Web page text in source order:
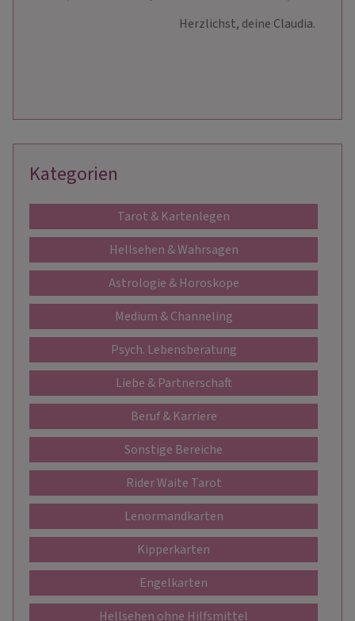
Herzlichst, deine Claudia.
Kategorien
Tarot & Kartenlegen
Hellsehen & Wahrsagen
Astrologie & Horoskope
Medium & Channeling
Psych. Lebensberatung
Liebe & Partnerschaft
Beruf & Karriere
Sonstige Bereiche
Rider Waite Tarot
Lenormandkarten
Kipperkarten
Engelkarten
Hellsehen ohne Hilfsmittel